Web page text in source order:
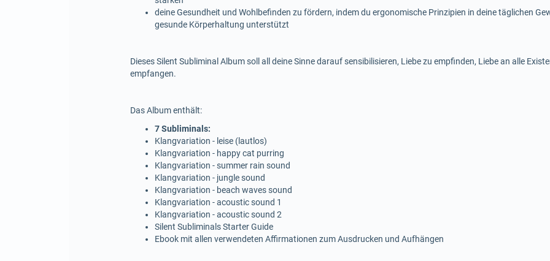
deine Gesundheit und Wohlbefinden zu fördern, indem du ergonomische Prinzipien in deine täglichen
gesunde Körperhaltung unterstützt
Dieses Silent Subliminal Album soll all deine Sinne darauf sensibilisieren, Liebe zu empfinden, Liebe an alle
empfangen.
Das Album enthält:
7 Subliminals:
Klangvariation - leise (lautlos)
Klangvariation - happy cat purring
Klangvariation - summer rain sound
Klangvariation - jungle sound
Klangvariation - beach waves sound
Klangvariation - acoustic sound 1
Klangvariation - acoustic sound 2
Silent Subliminals Starter Guide
Ebook mit allen verwendeten Affirmationen zum Ausdrucken und Aufhängen